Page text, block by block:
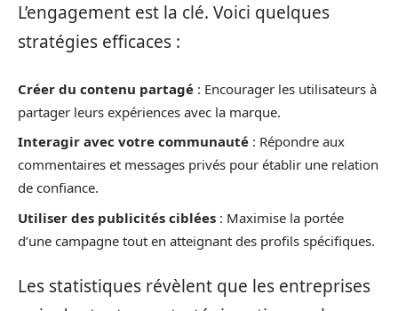
L’engagement est la clé. Voici quelques
stratégies efficaces :
Créer du contenu partagé : Encourager les utilisateurs à
partager leurs expériences avec la marque.
Interagir avec votre communauté : Répondre aux
commentaires et messages privés pour établir une relation
de confiance.
Utiliser des publicités ciblées : Maximise la portée
d’une campagne tout en atteignant des profils spécifiques.
Les statistiques révèlent que les entreprises